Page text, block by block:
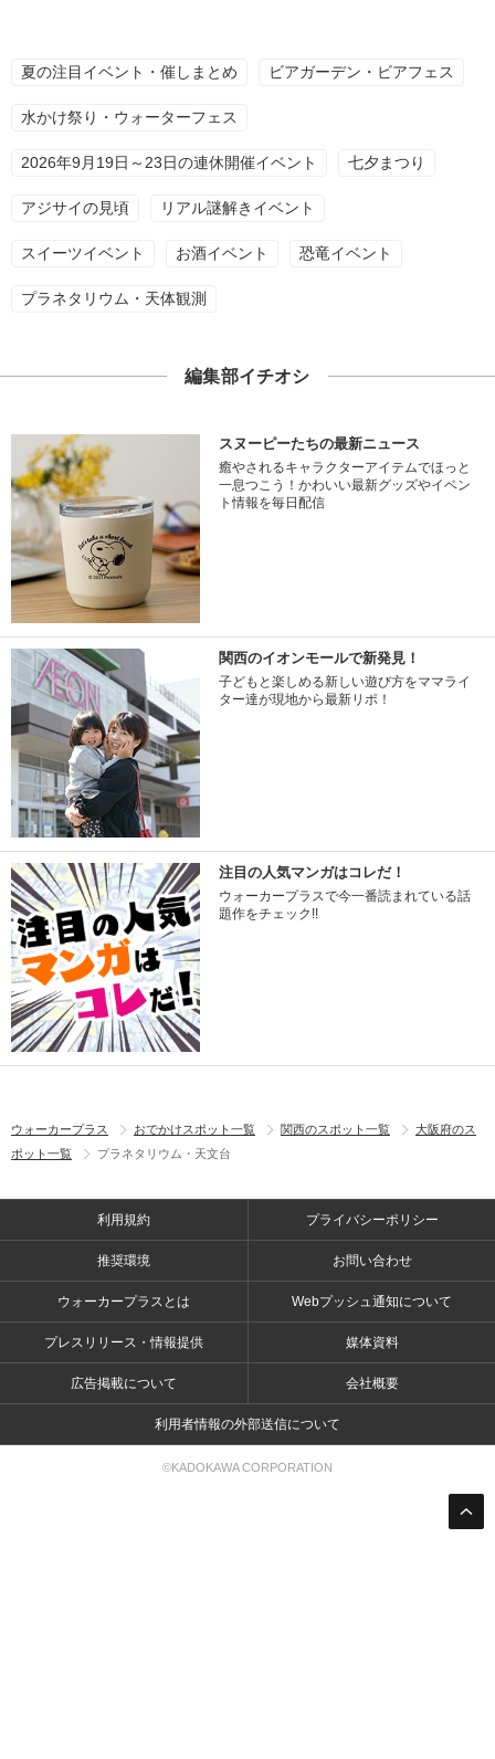
夏の注目イベント・催しまとめ ビアガーデン・ビアフェス
水かけ祭り・ウォーターフェス
2026年9月19日～23日の連休開催イベント 七夕まつり
アジサイの見頃 リアル謎解きイベント
スイーツイベント お酒イベント 恐竜イベント
プラネタリウム・天体観測
編集部イチオシ
スヌーピーたちの最新ニュース
癒やされるキャラクターアイテムでほっと
一息つこう！かわいい最新グッズやイベン
ト情報を毎日配信
関西のイオンモールで新発見！
子どもと楽しめる新しい遊び方をママライ
ター達が現地から最新リポ！
注目の人気マンガはコレだ！
ウォーカープラスで今一番読まれている話
題作をチェック!!
ウォーカープラス おでかけスポット一覧 関西のスポット一覧
大阪府のス
ポット一覧
プラネタリウム・天文台
利用規約 プライバシーポリシー
推奨環境 お問い合わせ
ウォーカープラスとは Webプッシュ通知について
プレスリリース・情報提供 媒体資料
広告掲載について 会社概要
利用者情報の外部送信について
©KADOKAWA CORPORATION